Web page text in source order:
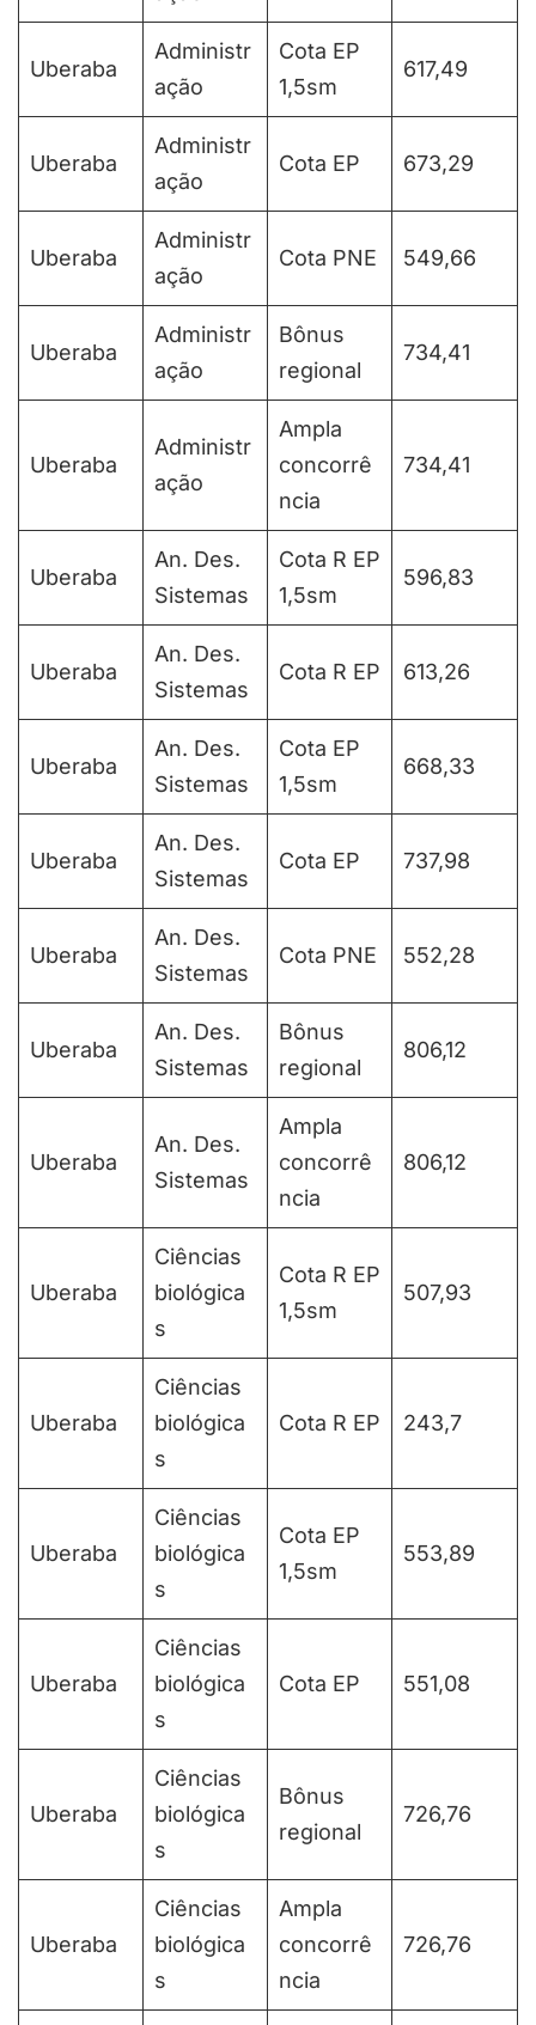
Uberaba
Administr
ação
Cota EP
1,5sm
617,49
Uberaba
Administr
ação
Cota EP 673,29
Uberaba
Administr
ação
Cota PNE 549,66
Uberaba
Administr
ação
Bônus
regional
734,41
Uberaba
Administr
ação
Ampla
concorrê
ncia
734,41
Uberaba
An. Des.
Sistemas
Cota R EP
1,5sm
596,83
Uberaba
An. Des.
Sistemas
Cota R EP 613,26
Uberaba
An. Des.
Sistemas
Cota EP
1,5sm
668,33
Uberaba
An. Des.
Sistemas
Cota EP 737,98
Uberaba
An. Des.
Sistemas
Cota PNE 552,28
Uberaba
An. Des.
Sistemas
Bônus
regional
806,12
Uberaba
An. Des.
Sistemas
Ampla
concorrê
ncia
806,12
Uberaba
Ciências
biológica
s
Cota R EP
1,5sm
507,93
Uberaba
Ciências
biológica
s
Cota R EP 243,7
Uberaba
Ciências
biológica
s
Cota EP
1,5sm
553,89
Uberaba
Ciências
biológica
s
Cota EP 551,08
Uberaba
Ciências
biológica
s
Bônus
regional
726,76
Uberaba
Ciências
biológica
s
Ampla
concorrê
ncia
726,76